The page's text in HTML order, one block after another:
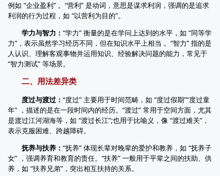
例如 “企业盈利” 。“营利” 是动词，意思是谋求利润，强调的是追求
利润的行为过程，如 “以营利为目的”。
学力与智力： “学力” 衡量的是在学问上达到的水平，如 “同等学
力”，表示虽然学习经历不同，但在知识水平上相当 。“智力” 指的是
人认识、理解客观事物并运用知识、经验解决问题的能力，常见于
“智力测试” 等场景。
二、用法差异类
度过与渡过： “度过” 主要用于时间范畴，如 “度过假期”“度过童
年” ，描述的是在一段时间内的经历。“渡过” 常用于空间方面，尤其
是渡过江河湖海等，如 “渡过长江”;也用于比喻义，像 “渡过难关”，
表示克服困难、跨越障碍。
抚养与扶养： “抚养” 体现长辈对晚辈的爱护和教养，如 “抚养子
女” ，强调养育和教育的责任。“扶养” 一般用于平辈之间的扶助、供
养，如 “扶养兄弟”，突出相互扶持的关系。